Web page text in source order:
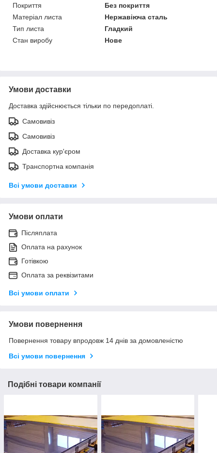
Покриття
Без покриття
Матеріал листа
Нержавіюча сталь
Тип листа
Гладкий
Стан виробу
Нове
Умови доставки
Доставка здійснюється тільки по передоплаті.
Самовивіз
Самовивіз
Доставка кур'єром
Транспортна компанія
Всі умови доставки
Умови оплати
Післяплата
Оплата на рахунок
Готівкою
Оплата за реквізитами
Всі умови оплати
Умови повернення
Повернення товару впродовж 14 днів за домовленістю
Всі умови повернення
Подібні товари компанії